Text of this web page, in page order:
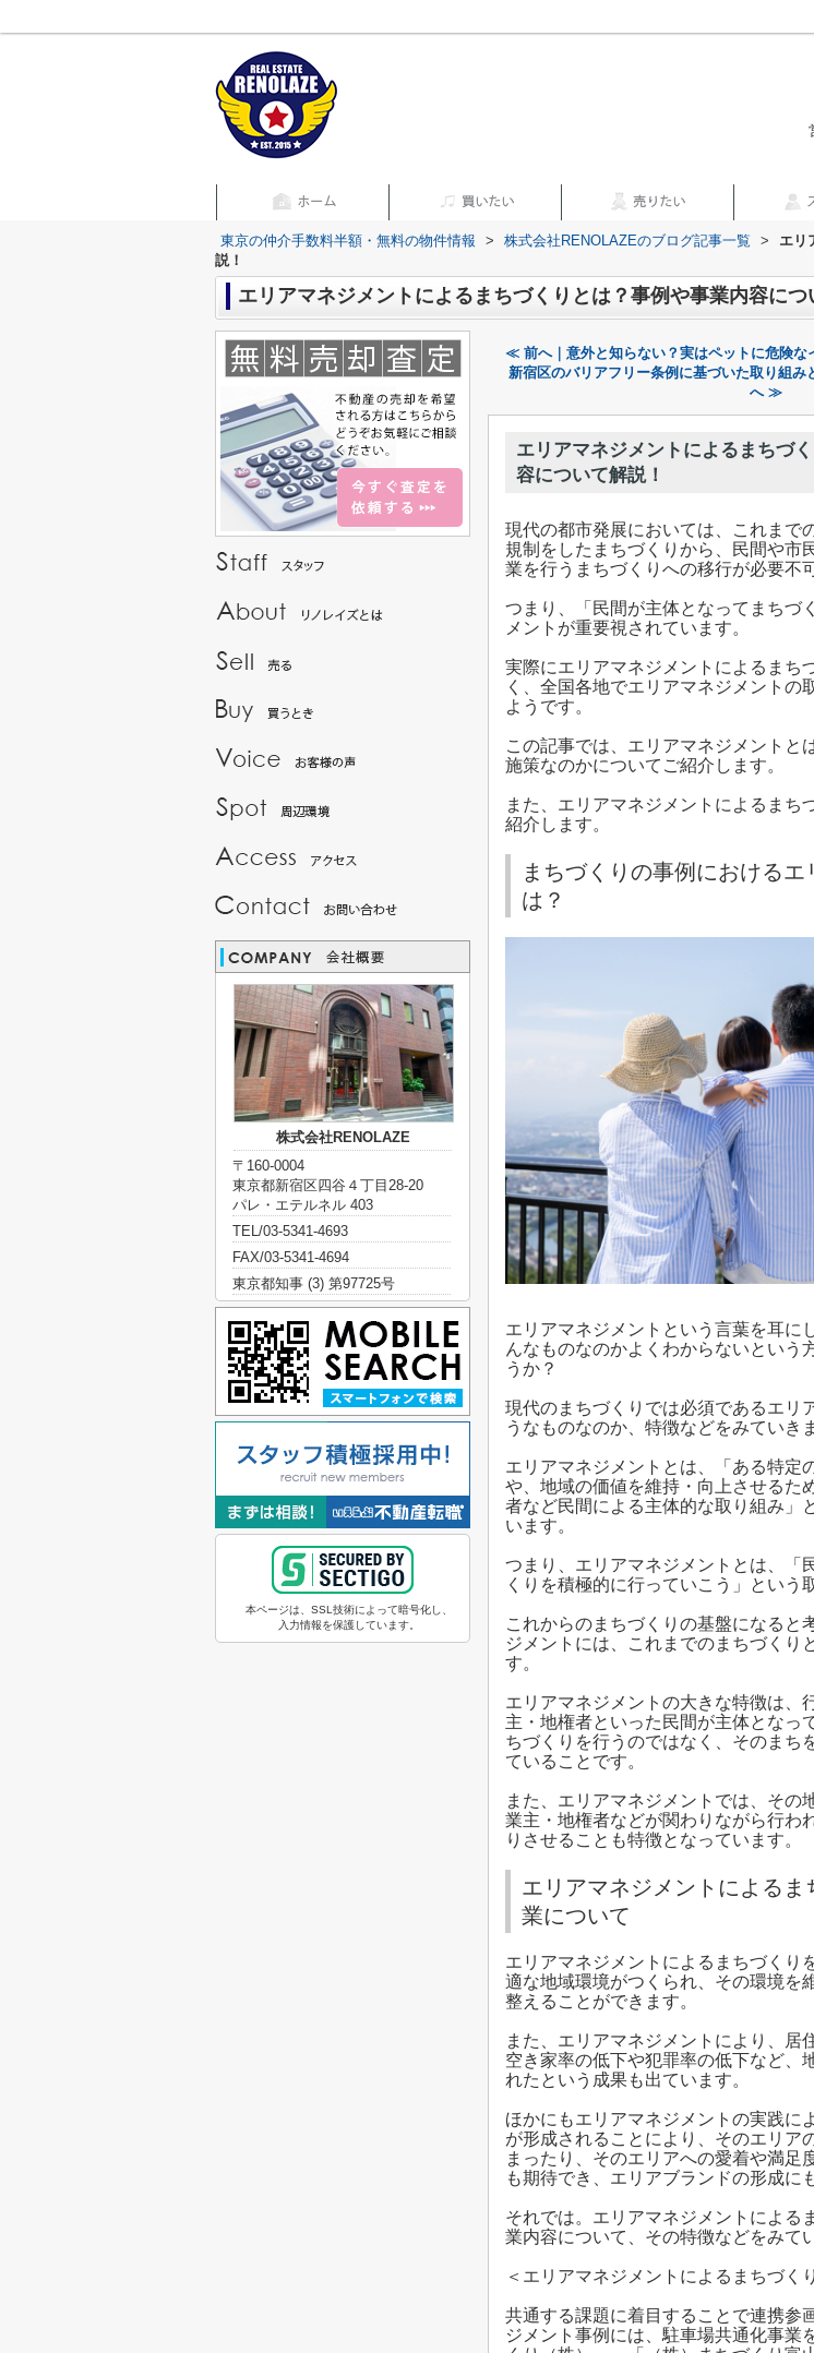
東京の仲介手数料半額・無料の物件情報 > 株式会社RENOLAZEのブログ記事一覧 >
エリ
説！
エリアマネジメントによるまちづくりとは？事例や事業内容につ
≪ 前へ｜意外と知らない？実はペットに危険な
新宿区のバリアフリー条例に基づいた取り組み
へ ≫
エリアマネジメントによるまちづ
容について解説！
現代の都市発展においては、これまで
規制をしたまちづくりから、民間や市
業を行うまちづくりへの移行が必要不
つまり、「民間が主体となってまちづ
メントが重要視されています。
実際にエリアマネジメントによるまち
く、全国各地でエリアマネジメントの
ようです。
この記事では、エリアマネジメントと
施策なのかについてご紹介します。
また、エリアマネジメントによるまち
紹介します。
まちづくりの事例におけるエ
は？
エリアマネジメントという言葉を耳に
んなものなのかよくわからないという
うか？
現代のまちづくりでは必須であるエリ
うなものなのか、特徴などをみていき
エリアマネジメントとは、「ある特定
や、地域の価値を維持・向上させるた
者など民間による主体的な取り組み」
います。
つまり、エリアマネジメントとは、「
くりを積極的に行っていこう」という
これからのまちづくりの基盤になると
ジメントには、これまでのまちづくり
す。
エリアマネジメントの大きな特徴は、
主・地権者といった民間が主体となっ
ちづくりを行うのではなく、そのまち
ていることです。
また、エリアマネジメントでは、その
業主・地権者などが関わりながら行わ
りさせることも特徴となっています。
エリアマネジメントによる
業について
エリアマネジメントによるまちづくり
適な地域環境がつくられ、その環境を
整えることができます。
また、エリアマネジメントにより、居
空き家率の低下や犯罪率の低下など、
れたという成果も出ています。
ほかにもエリアマネジメントの実践に
が形成されることにより、そのエリア
まったり、そのエリアへの愛着や満足
も期待でき、エリアブランドの形成に
それでは。エリアマネジメントによる
業内容について、その特徴などをみて
＜エリアマネジメントによるまちづく
共通する課題に着目することで連携参
ジメント事例には、駐車場共通化事業
株式会社RENOLAZE
〒160-0004
東京都新宿区四谷４丁目28-20
パレ・エテルネル 403
TEL/03-5341-4693
FAX/03-5341-4694
東京都知事 (3) 第97725号
本ページは、SSL技術によって暗号化し、
入力情報を保護しています。